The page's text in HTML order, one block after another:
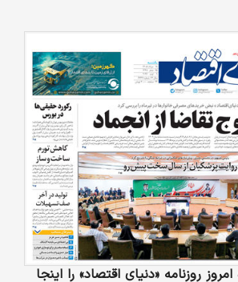
روزنامه «دنیای‌ اقتصاد» را اینجا